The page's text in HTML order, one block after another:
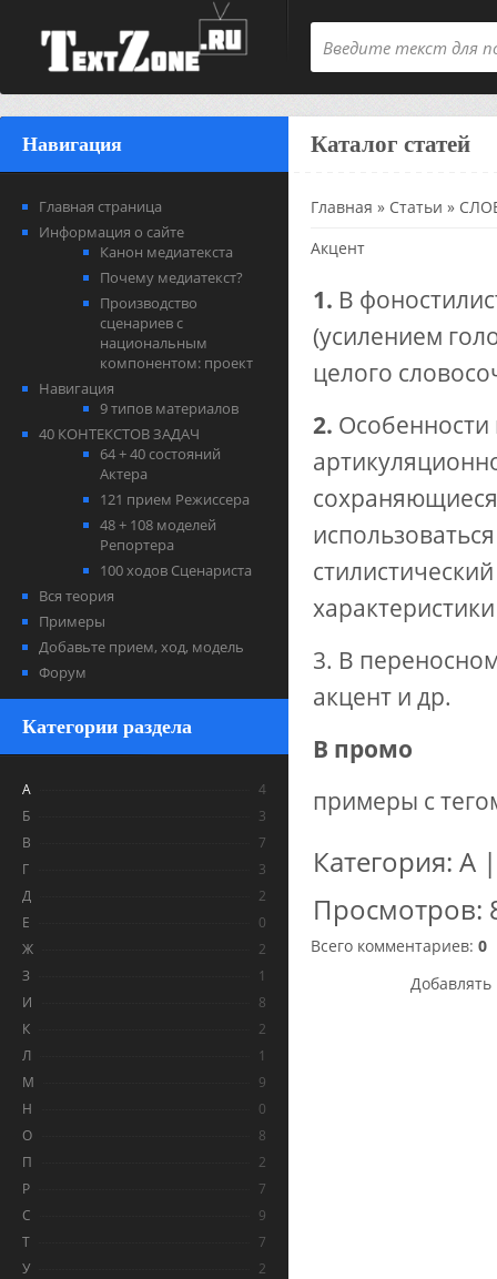
Навигация
Главная страница
Информация о сайте
Канон медиатекста
Почему медиатекст?
Производство
сценариев с
национальным
компонентом: проект
Навигация
9 типов материалов
40 КОНТЕКСТОВ ЗАДАЧ
64 + 40 состояний
Актера
121 прием Режиссера
48 + 108 моделей
Репортера
100 ходов Сценариста
Вся теория
Примеры
Добавьте прием, ход, модель
Форум
Категории раздела
А
4
Б
3
В
7
Г
3
Д
2
Е
0
Ж
2
З
1
И
8
К
2
Л
1
М
9
Н
0
О
8
П
2
Р
7
С
9
Т
7
У
2
Каталог статей
Главная » Статьи »
Акцент
1. В
(усилением
целого
2.
3. В
акцент и др.
В промо
примеры с
Категория: А
Просмотров:
Всего комментариев: 0
Добавлять